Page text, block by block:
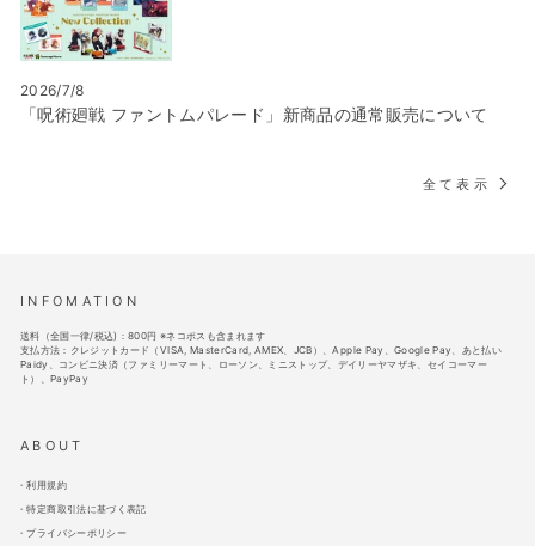
2026/7/8
「呪術廻戦 ファントムパレード」新商品の通常販売について
全て表示
ABOUT
利用規約
特定商取引法に基づく表記
プライバシーポリシー
INFOMATION
送料（全国一律/税込)：800円 ※ネコポスも含まれます
支払方法：クレジットカード（VISA, MasterCard, AMEX、JCB）、Apple Pay、Google Pay、あと払い
Paidy、コンビニ決済（ファミリーマート、ローソン、ミニストップ、デイリーヤマザキ、セイコーマー
ト）、PayPay